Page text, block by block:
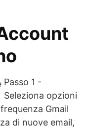
Passo 1 -
Seleziona opzioni
Gmail
di nuove email,